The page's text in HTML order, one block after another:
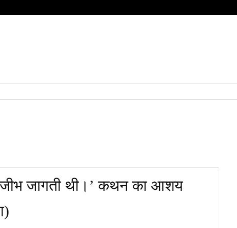
जीभ जागती थी।’ कथन का आशय